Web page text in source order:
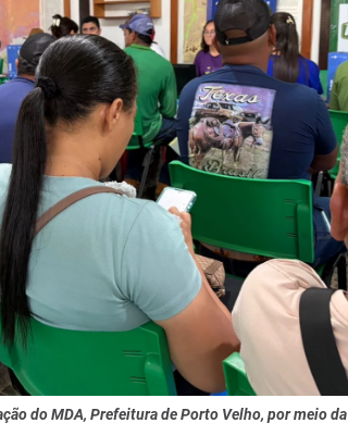
do MDA, Prefeitura de Porto Velho, por meio